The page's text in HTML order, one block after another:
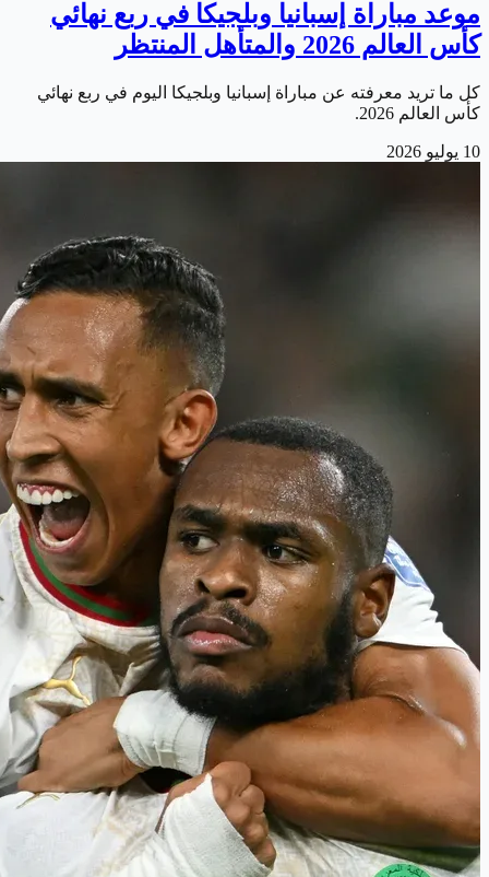
موعد مباراة إسبانيا وبلجيكا في ربع نهائي
كأس العالم 2026 والمتأهل المنتظر
كل ما تريد معرفته عن مباراة إسبانيا وبلجيكا اليوم في ربع نهائي
كأس العالم 2026.
10 يوليو 2026